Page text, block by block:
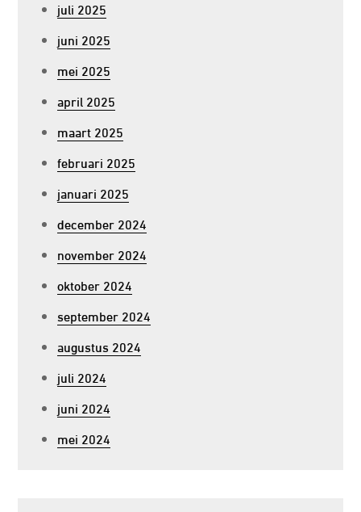
juli 2025
juni 2025
mei 2025
april 2025
maart 2025
februari 2025
januari 2025
december 2024
november 2024
oktober 2024
september 2024
augustus 2024
juli 2024
juni 2024
mei 2024